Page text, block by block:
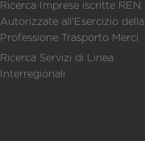
Ricerca Imprese iscritte REN
Autorizzate all'Esercizio della
Professione Trasporto Merci
Ricerca Servizi di Linea
Interregionali